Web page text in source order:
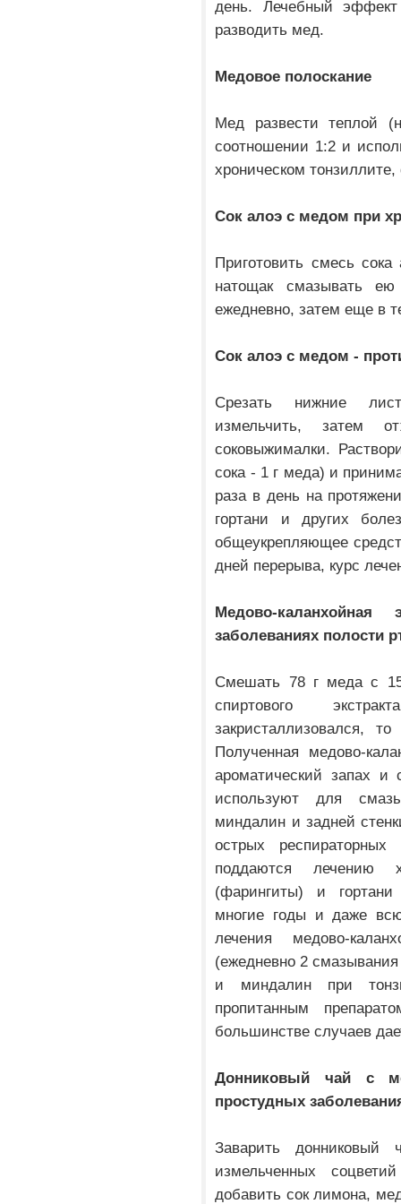
день. Лечебный
разводить мед.
Медовое полоскание
Мед развести теплой
соотношении 1:2 и
хроническом
Сок алоэ с медом при
Приготовить смесь
натощак смазывать
ежедневно, затем еще в
Сок алоэ с медом -
Срезать нижние
измельчить, затем
соковыжималки.
сока - 1 г меда) и
раза в день на
гортани и других
общеукрепляющее
дней перерыва, курс
Медово-
заболеваниях полости
Смешать 78 г меда с
спиртового
закристаллизовался,
Полученная медово-
ароматический запах и
используют для
миндалин и задней
острых
поддаются лечению
(фарингиты) и
многие годы и даже
лечения медово-
(ежедневно 2
и миндалин при
пропитанным
большинстве случаев
Донниковый чай с
простудных
Заварить
измельченных
добавить сок лимона,